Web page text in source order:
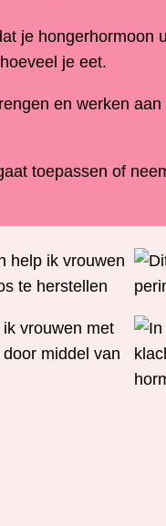
je hongerhormoon
je eet.
en werken
toepassen of